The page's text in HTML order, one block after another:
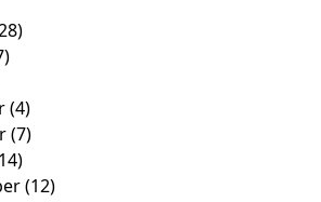
(4)
(7)
(12)